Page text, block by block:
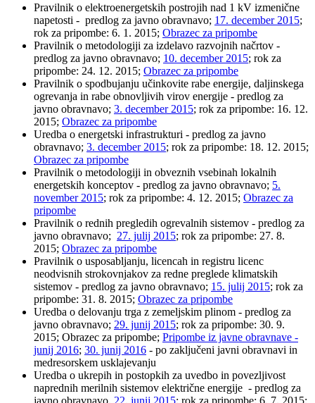
Pravilnik o elektroenergetskih postrojih nad 1 kV izmenične
napetosti - predlog za javno obravnavo; 17. december 2015;
rok za pripombe: 6. 1. 2015; Obrazec za pripombe
Pravilnik o metodologiji za izdelavo razvojnih načrtov -
predlog za javno obravnavo; 10. december 2015; rok za
pripombe: 24. 12. 2015; Obrazec za pripombe
Pravilnik o spodbujanju učinkovite rabe energije, daljinskega
ogrevanja in rabe obnovljivih virov energije - predlog za
javno obravnavo; 3. december 2015; rok za pripombe: 16. 12.
2015; Obrazec za pripombe
Uredba o energetski infrastrukturi - predlog za javno
obravnavo; 3. december 2015; rok za pripombe: 18. 12. 2015;
Obrazec za pripombe
Pravilnik o metodologiji in obveznih vsebinah lokalnih
energetskih konceptov - predlog za javno obravnavo; 5.
november 2015; rok za pripombe: 4. 12. 2015; Obrazec za
pripombe
Pravilnik o rednih pregledih ogrevalnih sistemov - predlog za
javno obravnavo; 27. julij 2015; rok za pripombe: 27. 8.
2015; Obrazec za pripombe
Pravilnik o usposabljanju, licencah in registru licenc
neodvisnih strokovnjakov za redne preglede klimatskih
sistemov - predlog za javno obravnavo; 15. julij 2015; rok za
pripombe: 31. 8. 2015; Obrazec za pripombe
Uredba o delovanju trga z zemeljskim plinom - predlog za
javno obravnavo; 29. junij 2015; rok za pripombe: 30. 9.
2015; Obrazec za pripombe; Pripombe iz javne obravnave -
junij 2016; 30. junij 2016 - po zaključeni javni obravnavi in
medresorskem usklajevanju
Uredba o ukrepih in postopkih za uvedbo in povezljivost
naprednih merilnih sistemov električne energije - predlog za
javno obravnavo, 22. junij 2015; rok za pripombe: 6. 7. 2015;